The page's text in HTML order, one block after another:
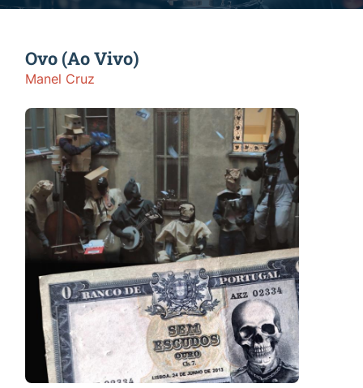
Ovo (Ao Vivo)
Manel Cruz